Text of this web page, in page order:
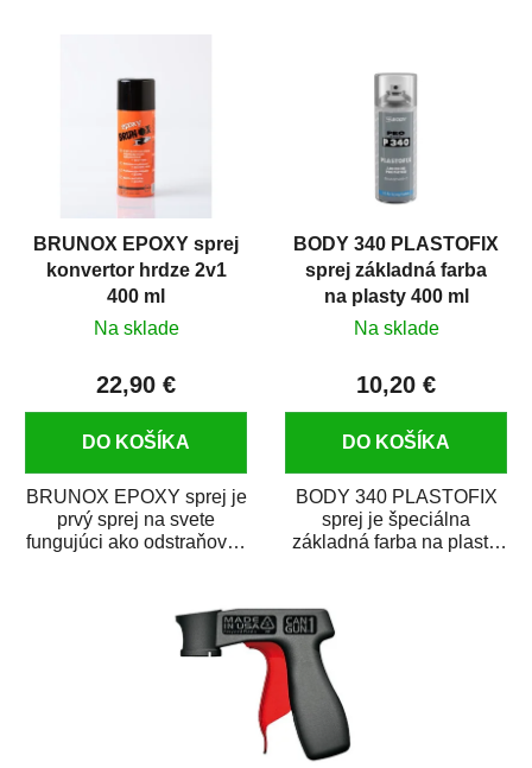
BRUNOX EPOXY sprej
konvertor hrdze 2v1
400 ml
Na sklade
22,90 €
DO KOŠÍKA
BRUNOX EPOXY sprej je
prvý sprej na svete
fungujúci ako odstraňovač
BODY 340 PLASTOFIX
sprej základná farba
na plasty 400 ml
Na sklade
10,20 €
DO KOŠÍKA
BODY 340 PLASTOFIX
sprej je špeciálna
základná farba na plasty,